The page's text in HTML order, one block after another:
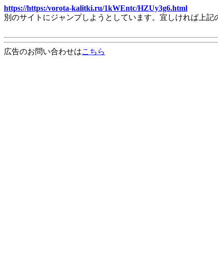
https://https:/vorota-kalitki.ru/1kWEntc/HZUy3g6.html
別のサイトにジャンプしようとしています。宜しければ上
広告のお問い合わせはこちら